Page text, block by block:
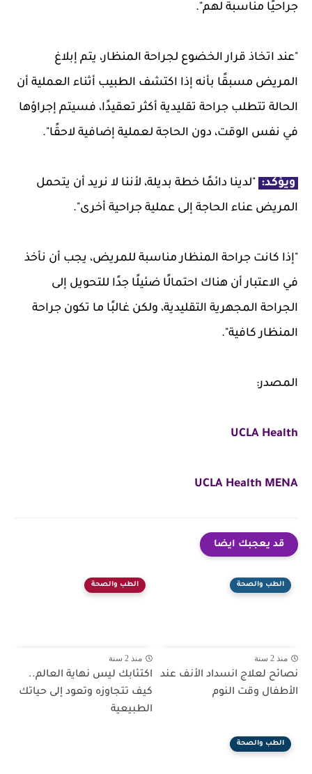
جراحيًا مناسبة لهم".
"عند اتخاذ قرار الخضوع لجراحة المنظار، يتم إبلاغ
المريض مسبقًا بأنه إذا اكتشف الطبيب أثناء العملية أن
الحالة تتطلب جراحة تقليدية أكثر تعقيدًا، فسيتم إجراؤها
في نفس الوقت، دون الحاجة لعملية إضافية لاحقًا".
ويؤكد: "لدينا دائمًا خطة بديلة، لأننا لا نريد أن يتحمل
المريض عناء الحاجة إلى عملية جراحية أخرى".
"إذا كانت جراحة المنظار مناسبة للمريض، يجب أن نأخذ
في الاعتبار أن هناك احتمالًا ضئيلًا جدًا للتحويل إلى
الجراحة المجهرية التقليدية، ولكن غالبًا ما تكون جراحة
المنظار كافية".
المصدر:
UCLA Health
UCLA Health MENA
قد يعجبك ايضا
الطب والصحة
منذ 2 سنة
نصائح لعلاج انسداد الأنف عند
الأطفال وقت النوم
الطب والصحة
منذ 2 سنة
اكتئابك ليس نهاية العالم..
كيف تتجاوزه وتعود إلى حياتك
الطبيعية
الطب والصحة